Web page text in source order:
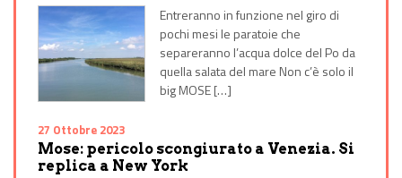
Entreranno in funzione nel giro di
pochi mesi le paratoie che
separeranno l’acqua dolce del Po da
quella salata del mare Non c’è solo il
big MOSE […]
27 Ottobre 2023
Mose: pericolo scongiurato a Venezia. Si
replica a New York